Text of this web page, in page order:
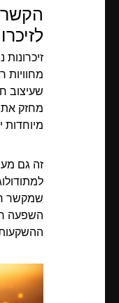
הקשר
זיכרונות
מחוויות
שעיצוב
מחזק את
מיוחדות
זה גם
שמקשר
השפעה